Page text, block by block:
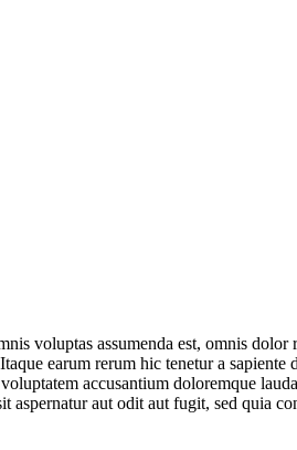
voluptas assumenda est, omnis dolor
earum rerum hic tenetur a sapiente
accusantium doloremque
aut odit aut fugit, sed quia